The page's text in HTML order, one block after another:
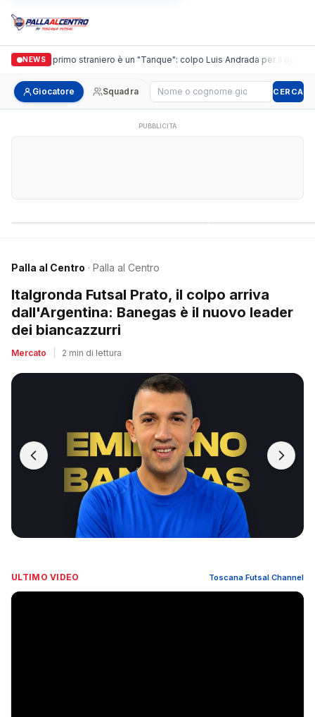
NEWS
il primo straniero è un "Tanque": colpo Luis Andrada per il debutto in
Giocatore Squadra Cerca giocatore CERCA
PUBBLICITÀ
Palla al Centro · Palla al Centro
Italgronda Futsal Prato, il colpo arriva
dall'Argentina: Banegas è il nuovo leader
dei biancazzurri
Mercato 2 min di lettura
ULTIMO VIDEO Toscana Futsal Channel